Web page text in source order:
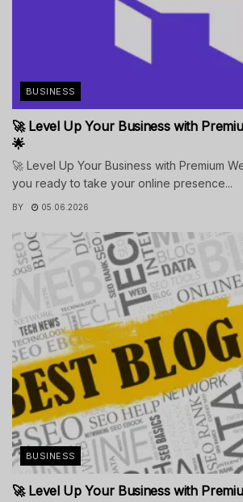
BUSINESS
🚀 Level Up Your Business with
🌟
🚀 Level Up Your Business with Premium
you ready to take your online presence...
BY 05.06.2026
BUSINESS
🚀 Level Up Your Business with